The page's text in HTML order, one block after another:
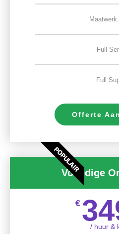
Maatwerk
Full
Full
Offerte
POPULAIR
Volledige
€
/ huur &